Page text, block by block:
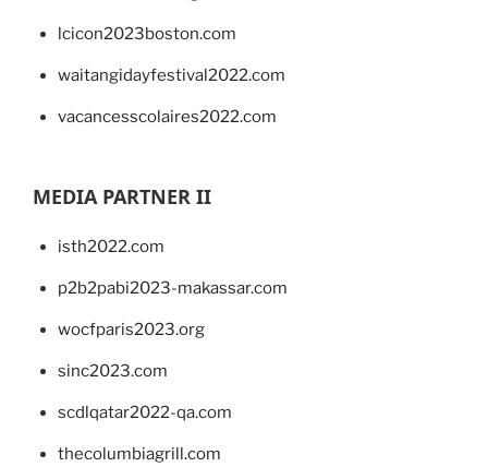
lcicon2023boston.com
waitangidayfestival2022.com
vacancesscolaires2022.com
MEDIA PARTNER II
isth2022.com
p2b2pabi2023-makassar.com
wocfparis2023.org
sinc2023.com
scdlqatar2022-qa.com
thecolumbiagrill.com